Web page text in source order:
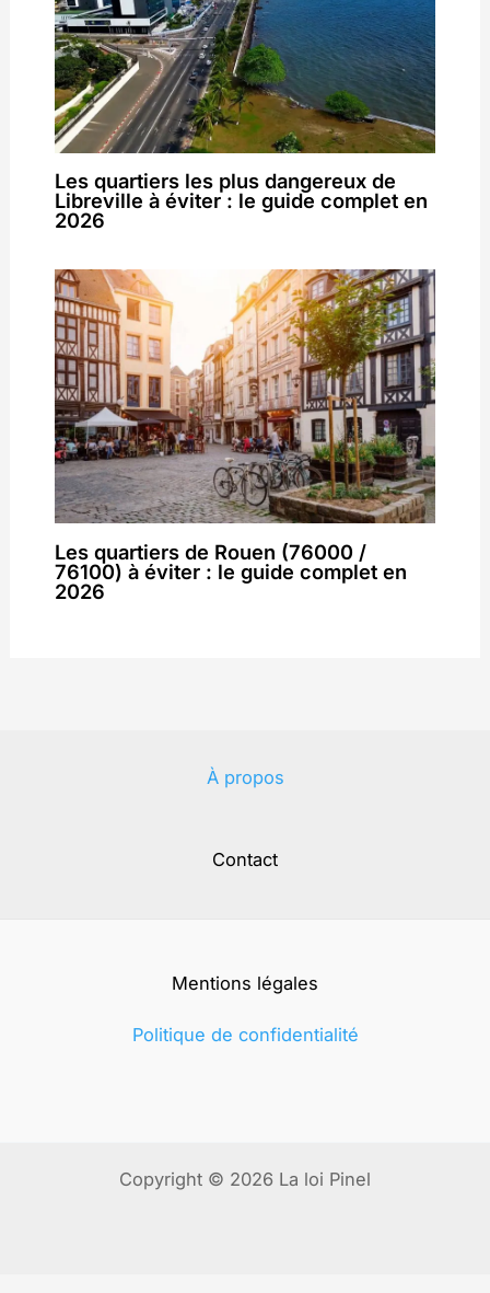
Les quartiers les plus dangereux de
Libreville à éviter : le guide complet en
2026
Les quartiers de Rouen (76000 /
76100) à éviter : le guide complet en
2026
À propos
Contact
Mentions légales
Politique de confidentialité
Copyright © 2026 La loi Pinel